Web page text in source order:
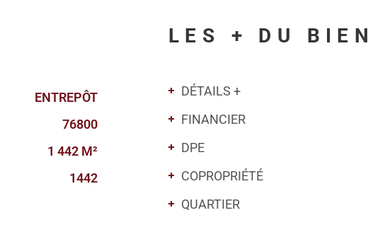
ENTREPÔT
76800
1 442 M²
1442
LES + DU BIEN
DÉTAILS +
FINANCIER
DPE
COPROPRIÉTÉ
QUARTIER